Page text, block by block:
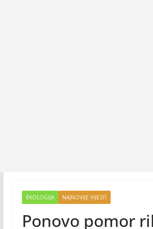
EKOLOGIJA NAJNOVIJE VIJESTI
Ponovo pomor